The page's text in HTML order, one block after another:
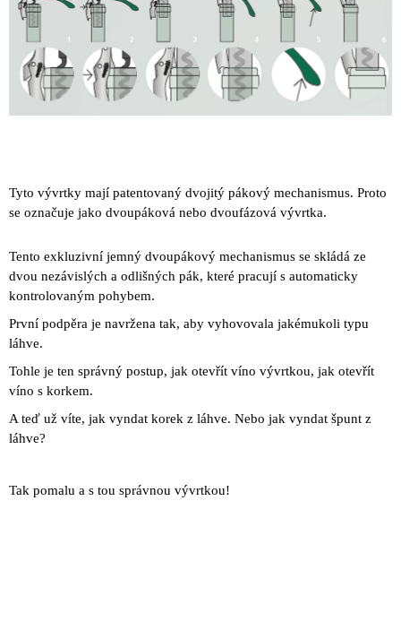
Tyto vývrtky mají patentovaný dvojitý pákový mechanismus. Proto
se označuje jako dvoupáková nebo dvoufázová vývrtka.
Tento exkluzivní jemný dvoupákový mechanismus se skládá ze
dvou nezávislých a odlišných pák, které pracují s automaticky
kontrolovaným pohybem.
První podpěra je navržena tak, aby vyhovovala jakémukoli typu
láhve.
Tohle je ten správný postup, jak otevřít víno vývrtkou, jak otevřít
víno s korkem.
A teď už víte, jak vyndat korek z láhve. Nebo jak vyndat špunt z
láhve?
Tak pomalu a s tou správnou vývrtkou!
HLEDAT
R
U
J
E
M
NA
VÍNO
-
LIMETKOVÁ,
MILANO
60+
Kč